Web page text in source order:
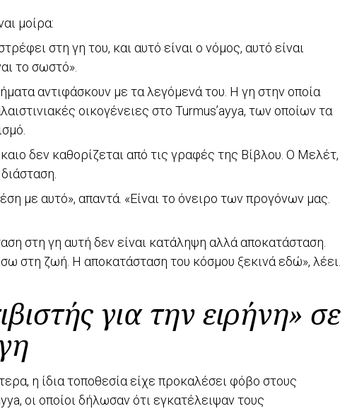
μοίρα:
στη γη του, και αυτό είναι ο νόμος, αυτό είναι
το σωστό».
αντιφάσκουν με τα λεγόμενά του. Η γη στην οποία
οικογένειες στο Turmus’ayya, των οποίων τα
δεν καθορίζεται από τις γραφές της Βίβλου. Ο Μελέτ,
με αυτό», απαντά. «Είναι το όνειρο των προγόνων μας.
στη γη αυτή δεν είναι κατάληψη αλλά αποκατάσταση.
στη ζωή. Η αποκατάσταση του κόσμου ξεκινά εδώ», λέει.
για την ειρήνη» σε
η ίδια τοποθεσία είχε προκαλέσει φόβο στους
οι οποίοι δήλωσαν ότι εγκατέλειψαν τους